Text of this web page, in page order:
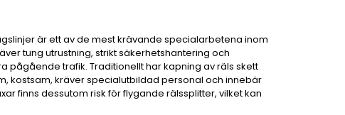
är ett av de mest krävande specialarbetena inom
tung utrustning, strikt säkerhetshantering och
trafik. Traditionellt har kapning av räls skett
kostsam, kräver specialutbildad personal och innebär
finns dessutom risk för flygande rälssplitter, vilket kan